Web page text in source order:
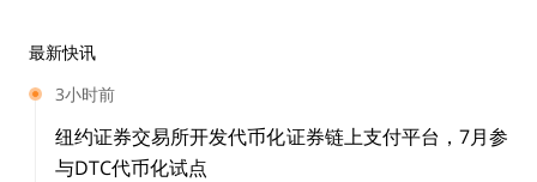
产品来赚取收入。
元宇宙投资基金 Sfermion 的管理合伙人Andrew Steinw
old 将虚拟世界中的地产称为具有“无限的可选择性”，打
最新快讯
3小时前
纽约证券交易所开发代币化证券链上支付平台，7月参
与DTC代币化试点